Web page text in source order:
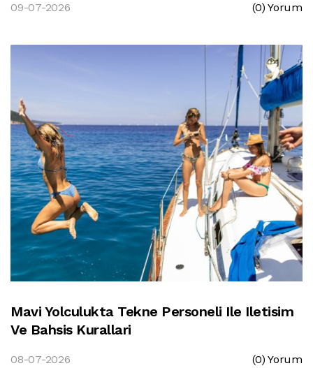
09-07-2026 (0) Yorum
Mavi Yolculukta Tekne Personeli Ile Iletisim
Ve Bahsis Kurallari
08-07-2026 (0) Yorum